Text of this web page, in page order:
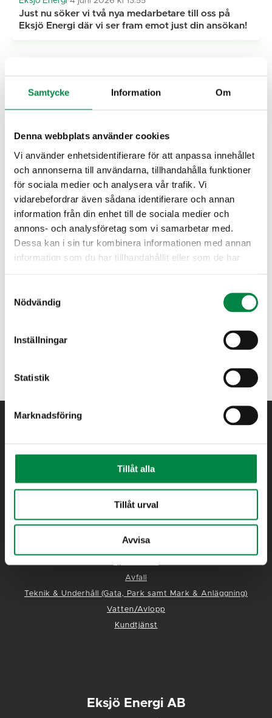
Samtycke Information Om
Denna webbplats använder cookies
Vi använder enhetsidentifierare för att anpassa innehållet
och annonserna till användarna, tillhandahålla funktioner
för sociala medier och analysera vår trafik. Vi
vidarebefordrar även sådana identifierare och annan
information från din enhet till de sociala medier och
annons- och analysföretag som vi samarbetar med.
Dessa kan i sin tur kombinera informationen med annan
information som du har tillhandahållit eller som de har
Nödvändig
Inställningar
Statistik
Marknadsföring
Tillåt alla
Tillåt urval
Avvisa
Just nu söker vi två nya medarbetare till oss på
Eksjö Energi där vi ser fram emot just din ansökan!
Eksjö Energi 16 februari 2026 kl 13:44
Nu finns Eksjö Energi på sociala medier
Gata 19 maj 2026 kl 12:04
Nu är vattenspelet på Stora torget i Eksjö igång
igen.
Öppettider under Kristi himmelsfärd
Elnät
Avfall
Teknik & Underhåll (Gata, Park samt Mark & Anläggning)
Vatten/Avlopp
Kundtjänst
Eksjö Energi AB